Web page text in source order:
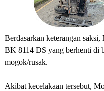
Berdasarkan keterangan
BK 8114 DS yang berhenti di
mogok/rusak.
Akibat kecelakaan tersebut,